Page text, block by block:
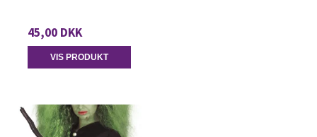
45,00 DKK
VIS PRODUKT